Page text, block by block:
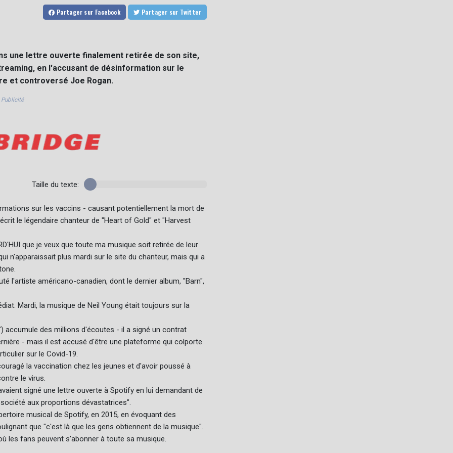
Partager sur Facebook Partager sur Twitter
une lettre ouverte finalement retirée de son site,
en l'accusant de désinformation sur le
et controversé Joe Rogan.
Publicité
Taille du texte:
sur les vaccins - causant potentiellement la mort de
le légendaire chanteur de "Heart of Gold" et "Harvest
que je veux que toute ma musique soit retirée de leur
n'apparaissait plus mardi sur le site du chanteur, mais qui a
l'artiste américano-canadien, dont le dernier album, "Barn",
Mardi, la musique de Neil Young était toujours sur la
accumule des millions d'écoutes - il a signé un contrat
- mais il est accusé d'être une plateforme qui colporte
sur le Covid-19.
la vaccination chez les jeunes et d'avoir poussé à
le virus.
signé une lettre ouverte à Spotify en lui demandant de
aux proportions dévastatrices".
musical de Spotify, en 2015, en évoquant des
que "c'est là que les gens obtiennent de la musique".
les fans peuvent s'abonner à toute sa musique.